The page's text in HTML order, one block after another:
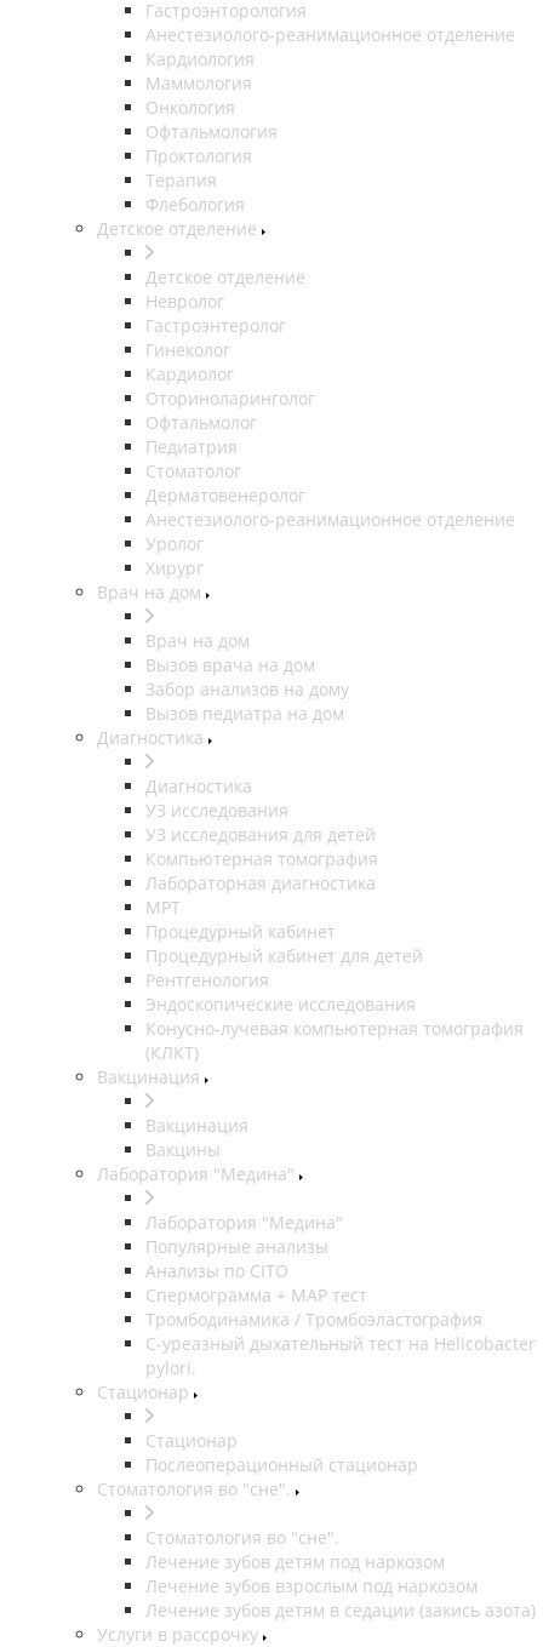
Гастроэнторология
Анестезиолого-реанимационное отделение
Кардиология
Маммология
Онкология
Офтальмология
Проктология
Терапия
Флебология
Детское отделение
Детское отделение
Невролог
Гастроэнтеролог
Гинеколог
Кардиолог
Оториноларинголог
Офтальмолог
Педиатрия
Стоматолог
Дерматовенеролог
Анестезиолого-реанимационное отделение
Уролог
Хирург
Врач на дом
Врач на дом
Вызов врача на дом
Забор анализов на дому
Вызов педиатра на дом
Диагностика
Диагностика
УЗ исследования
УЗ исследования для детей
Компьютерная томография
Лабораторная диагностика
МРТ
Процедурный кабинет
Процедурный кабинет для детей
Рентгенология
Эндоскопические исследования
Конусно-лучевая компьютерная томография
(КЛКТ)
Вакцинация
Вакцинация
Вакцины
Лаборатория "Медина"
Лаборатория "Медина"
Популярные анализы
Анализы по CITO
Спермограмма + МАР тест
Тромбодинамика / Тромбоэластография
С-уреазный дыхательный тест на Helicobacter
pylori.
Стационар
Стационар
Послеоперационный стационар
Стоматология во "сне".
Стоматология во "сне".
Лечение зубов детям под наркозом
Лечение зубов взрослым под наркозом
Лечение зубов детям в седации (закись азота)
Услуги в рассрочку